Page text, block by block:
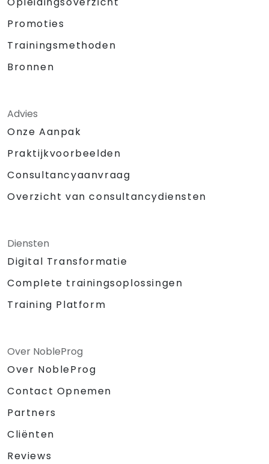
Promoties
Trainingsmethoden
Bronnen
Advies
Onze Aanpak
Praktijkvoorbeelden
Consultancyaanvraag
Overzicht van consultancydiensten
Diensten
Digital Transformatie
Complete trainingsoplossingen
Training Platform
Over NobleProg
Over NobleProg
Contact Opnemen
Partners
Cliënten
Reviews